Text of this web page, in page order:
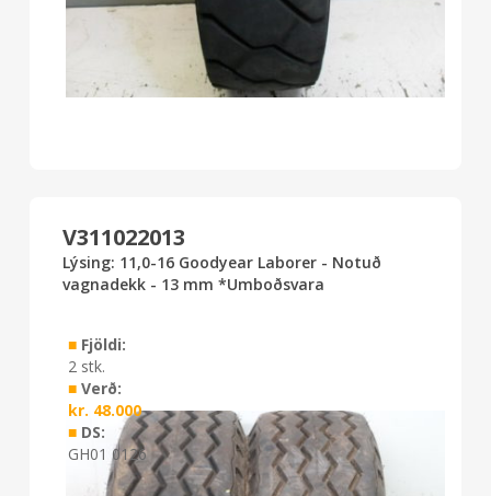
Lýsing: 11,0-16 Goodyear Laborer - Notuð
vagnadekk - 13 mm *Umboðsvara
■Fjöldi:
2 stk.
■Verð:
kr. 48.000
■DS:
GH01 0126
V311022013